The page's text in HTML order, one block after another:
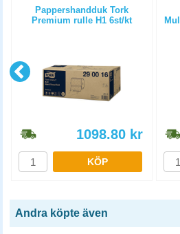
Pappershandduk Tork
Premium rulle H1 6st/kt
1098.80 kr
KÖP
Andra köpte även